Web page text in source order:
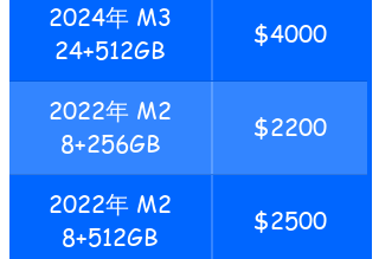
2024年 M3
24+512GB
$4000
2022年 M2
8+256GB
$2200
2022年 M2
8+512GB
$2500